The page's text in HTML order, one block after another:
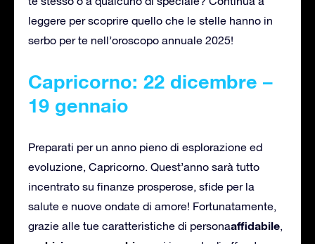
leggere per scoprire quello che le stelle hanno in
serbo per te nell’oroscopo annuale 2025!
Capricorno: 22 dicembre –
19 gennaio
Preparati per un anno pieno di esplorazione ed
evoluzione, Capricorno. Quest’anno sarà tutto
incentrato su finanze prosperose, sfide per la
salute e nuove ondate di amore! Fortunatamente,
grazie alle tue caratteristiche di personaaffidabile,